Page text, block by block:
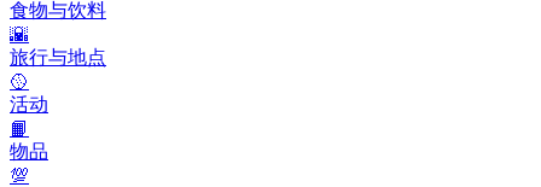
食物与饮料
🌇
旅行与地点
🥎
活动
📙
物品
💯